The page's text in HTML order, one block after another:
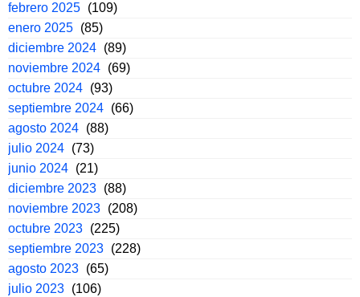
febrero 2025 (109)
enero 2025 (85)
diciembre 2024 (89)
noviembre 2024 (69)
octubre 2024 (93)
septiembre 2024 (66)
agosto 2024 (88)
julio 2024 (73)
junio 2024 (21)
diciembre 2023 (88)
noviembre 2023 (208)
octubre 2023 (225)
septiembre 2023 (228)
agosto 2023 (65)
julio 2023 (106)